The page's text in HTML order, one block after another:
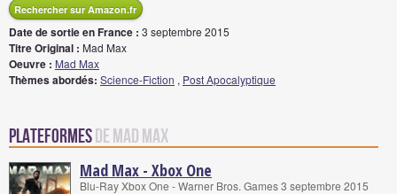
Rechercher sur Amazon.fr
Date de sortie en France : 3 septembre 2015
Titre Original : Mad Max
Oeuvre : Mad Max
Thèmes abordés: Science-Fiction , Post Apocalyptique
Plateformesde Mad Max
Mad Max - Xbox One
Blu-Ray Xbox One - Warner Bros. Games 3 septembre 2015